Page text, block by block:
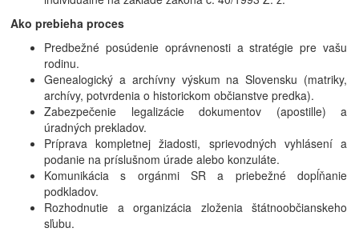
Ako prebieha proces
Predbežné posúdenie oprávnenosti a stratégie pre vašu
rodinu.
Genealogický a archívny výskum na Slovensku (matriky,
archívy, potvrdenia o historickom občianstve predka).
Zabezpečenie legalizácie dokumentov (apostille) a
úradných prekladov.
Príprava kompletnej žiadosti, sprievodných vyhlásení a
podanie na príslušnom úrade alebo konzuláte.
Komunikácia s orgánmi SR a priebežné dopĺňanie
podkladov.
Rozhodnutie a organizácia zloženia štátnoobčianskeho
sľubu.